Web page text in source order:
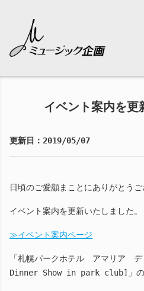
イベント案内を更
更新日：2019/05/07
日頃のご愛顧まことにありがとうご
イベント案内を更新いたしました。
≫イベント案内ページ
「札幌パークホテル アマリア
Dinner Show in park club]」の